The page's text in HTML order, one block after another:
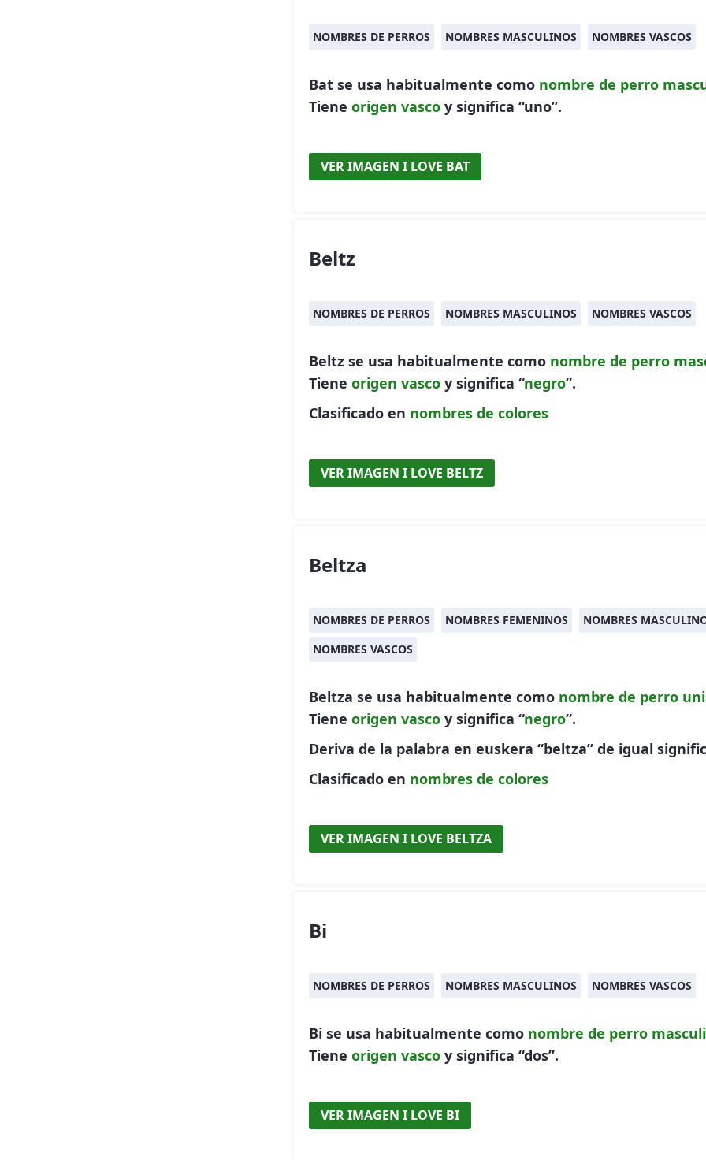
NOMBRES DE PERROS NOMBRES MASCULINOS NOMBRES VASCOS
Bat se usa habitualmente como nombre de perro
Tiene origen vasco y significa “uno”.
VER IMAGEN I LOVE BAT
Beltz
NOMBRES DE PERROS NOMBRES MASCULINOS NOMBRES VASCOS
Beltz se usa habitualmente como nombre de perro
Tiene origen vasco y significa “negro”.
Clasificado en nombres de colores
VER IMAGEN I LOVE BELTZ
Beltza
NOMBRES DE PERROS NOMBRES FEMENINOS
NOMBRES
NOMBRES VASCOS
Beltza se usa habitualmente como nombre de perro
Tiene origen vasco y significa “negro”.
Deriva de la palabra en euskera “beltza” de igual
Clasificado en nombres de colores
VER IMAGEN I LOVE BELTZA
Bi
NOMBRES DE PERROS NOMBRES MASCULINOS NOMBRES VASCOS
Bi se usa habitualmente como nombre de perro
Tiene origen vasco y significa “dos”.
VER IMAGEN I LOVE BI